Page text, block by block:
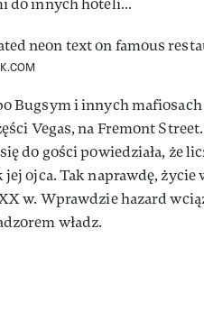
do innych hoteli…
Bugsym i innych
Vegas, na Fremont
do gości powiedziała, że
ojca. Tak naprawdę, życie
w. Wprawdzie hazard
władz.